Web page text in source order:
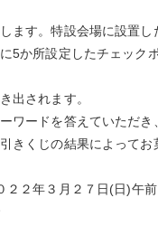
ます。特設会場に設置し
5か所設定したチェック
出されます。
ワードを答えていただき
きくじの結果によってお
２２年３月２７日(日)午